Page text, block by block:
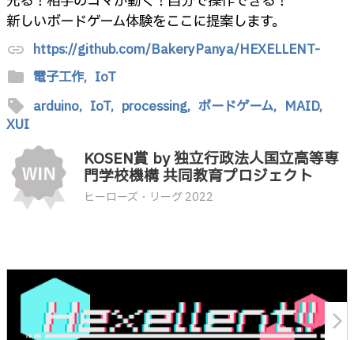
新しいボードゲーム体験をここに提案します。
link https://github.com/BakeryPanya/HEXELLENT-
folder 電子工作, IoT
sell arduino, IoT, processing, ボードゲーム, MAID,
XUI
KOSEN賞 by 独立行政法人国立高等専
門学校機構 共同教育プロジェクト
ヒーローズ・リーグ 2022
arrow_forward_ios